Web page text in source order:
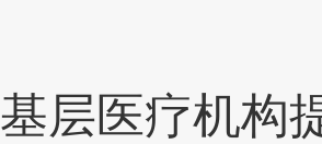
基层医疗机构